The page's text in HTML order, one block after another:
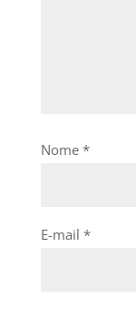
Nome *
E-mail *